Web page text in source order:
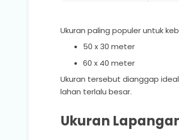
Ukuran paling populer untuk
50 x 30 meter
60 x 40 meter
Ukuran tersebut dianggap
lahan terlalu besar.
Ukuran